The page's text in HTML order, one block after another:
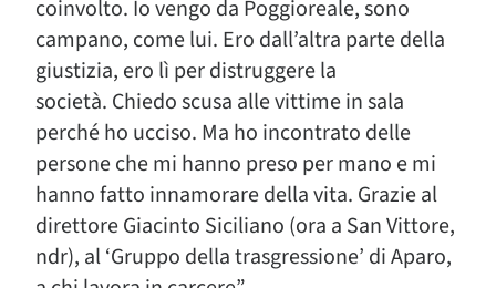
coinvolto. Io vengo da Poggioreale, sono
campano, come lui. Ero dall’altra parte della
giustizia, ero lì per distruggere la
società. Chiedo scusa alle vittime in sala
perché ho ucciso. Ma ho incontrato delle
persone che mi hanno preso per mano e mi
hanno fatto innamorare della vita. Grazie al
direttore Giacinto Siciliano (ora a San Vittore,
ndr), al ‘Gruppo della trasgressione’ di Aparo,